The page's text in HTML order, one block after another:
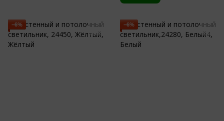
−6% −6%